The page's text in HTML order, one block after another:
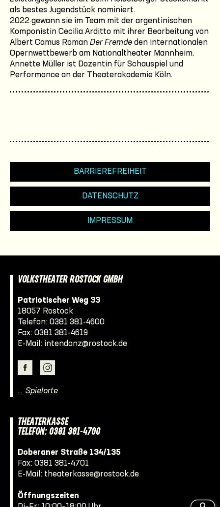
als bestes Jugendstück nominiert.
2022 gewann sie im Team mit der argentinischen
Komponistin Cecilia Arditto mit ihrer Bearbeitung von
Albert Camus Roman Der Fremde den internationalen
Opernwettbewerb am Nationaltheater Mannheim.
Annette Müller ist Dozentin für Schauspiel und
Performance an der Theaterakademie Köln.
BARRIEREFREIHEIT
DATENSCHUTZ
IMPRESSUM
VOLKSTHEATER ROSTOCK GMBH
Patriotischer Weg 33
18057 Rostock
Telefon: 0381 381-4600
Fax: 0381 381-4619
E-Mail: intendanz@rostock.de
… Spielorte
THEATERKASSE
TELEFON: 0381 381-4700
Doberaner Straße 134/135
Fax: 0381 381-4701
E-Mail: theaterkasse@rostock.de
Öffnungszeiten